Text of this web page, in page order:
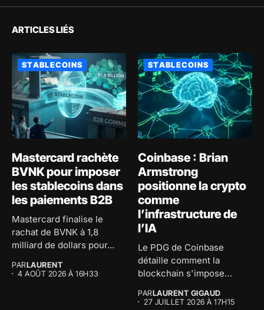
ARTICLES LIÉS
STABLECOINS
Mastercard rachète
BVNK pour imposer
les stablecoins dans
les paiements B2B
Mastercard finalise le
rachat de BVNK à 1,8
milliard de dollars pour...
PARLAURENT
4 AOÛT 2026 À 16H33
STABLECOINS
Coinbase : Brian
Armstrong
positionne la crypto
comme
l’infrastructure de
l’IA
Le PDG de Coinbase
détaille comment la
blockchain s'impose
financière...
PARLAURENT GIGAUD
27 JUILLET 2026 À 17H15